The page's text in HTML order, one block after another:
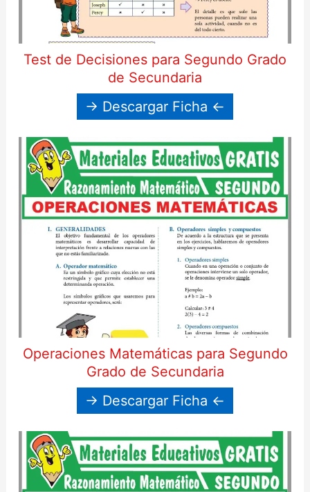
Test de Decisiones para Segundo Grado
de Secundaria
→ Descargar Ficha ←
Operaciones Matemáticas para Segundo
Grado de Secundaria
→ Descargar Ficha ←